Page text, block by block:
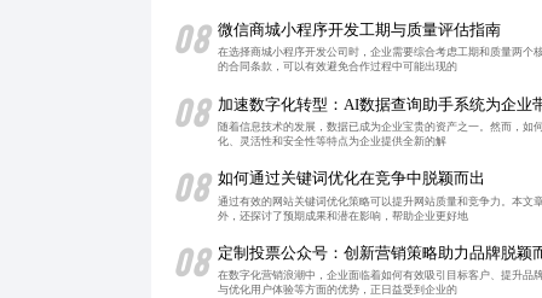
08 微信商城小程序开发工期与质量评估指南
在选择商城小程序开发公司时，企业需要综合考虑工期和质量两
的合同条款，可以有效避免合作过程中可能出现的
08 加速数字化转型：AI数据查询助手系统为企业
随着信息技术的发展，数据已成为企业宝贵的资产之一。然而，
化、灵活性和安全性等特点为企业提供全新的解
08 如何通过关键词优化在竞争中脱颖而出
通过有效的网站关键词优化策略可以提升网站质量和竞争力。本
外，还探讨了预期成果和潜在影响，帮助企业更好地
08 定制投票公众号：创新营销策略助力品牌脱颖
在数字化营销浪潮中，企业面临着如何有效吸引目标客户、提升
与优化用户体验等方面的优势，正日益受到企业的